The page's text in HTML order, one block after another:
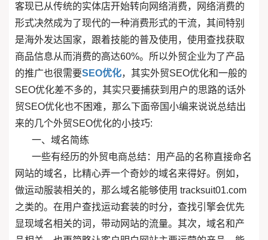
客现已从传统的实体店开始转向网络消费，网络消费的
形式决然成为了现代的一种消费形式的干流，其间特别
是海外发达国家，跟着技能的普及使用，使用查找获取
商品信息从而消费的高达60%。所以外贸企业为了产品
的推广也很需要SEO优化，其实外贸SEO优化和一般的
SEO优化差不多的，其实只要捕获到用户的思路的话外
贸SEO优化也不困难，那么下面帝国小编来说说总结出
来的几个外贸SEO优化的小技巧:
一、域名简练
一些有经历的外贸电商总结：用产品的名称直接命名
网站的域名，比精心弄一个奇妙的域名来得好。例如，
做运动服装相关的，那么域名能够使用 tracksuit01.com
之类的。在用户查找运动套装的时分，查找引擎会优先
显现域名相关的词，带动网站的流量。其次，域名和产